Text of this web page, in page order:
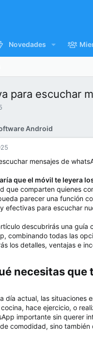
Novedades
para escuchar
Android
que el móvil te leyera
que comparten quienes
parecer una función
efectivas para escuchar
descubrirás una
combinando todas las
los detalles, ventajas e
necesitas que
día actual, las situaciones
hace ejercicio, o
importante sin querer
comodidad, sino